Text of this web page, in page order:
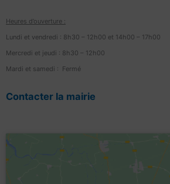
Heures d’ouverture :
Lundi et vendredi : 8h30 – 12h00 et 14h00 – 17h00
Mercredi et jeudi : 8h30 – 12h00
Mardi et samedi : Fermé
Contacter la mairie